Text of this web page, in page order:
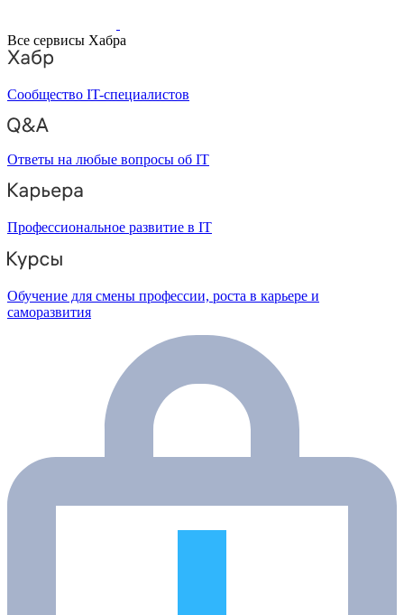
Все сервисы Хабра
Сообщество IT-специалистов
Ответы на любые вопросы об IT
Профессиональное развитие в IT
Обучение для смены профессии, роста в карьере и
саморазвития